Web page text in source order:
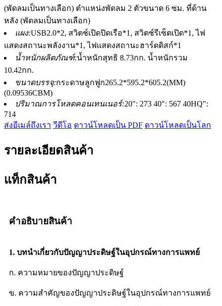
(พัดลมเป็นทางเลือก) ตำแหน่งพัดลม 2 ตัวขนาด 6 ซม. ที่ด้าน
หลัง (พัดลมเป็นทางเลือก)
แผง:USB2.0*2, สวิตช์เปิดปิดเรือ*1, สวิตช์รีเซ็ตเปิด*1, ไฟ
แสดงสถานะพลังงาน*1, ไฟแสดงสถานะฮาร์ดดิสก์*1
น้ำหนักผลิตภัณฑ์:น้ำหนักสุทธิ 8.73กก. น้ำหนักรวม
10.42กก.
ขนาดบรรจุ:กระดาษลูกฟูก265.2*595.2*605.2(MM)
(0.09536CBM)
ปริมาณการโหลดคอนเทนเนอร์:20": 273 40": 567 40HQ":
714
ส่งอีเมล์ถึงเรา วีดีโอ ดาวน์โหลดเป็น PDF ดาวน์โหลดเป็นโลก
รายละเอียดสินค้า
แท็กสินค้า
คำอธิบายสินค้า
1. บทนำเกี่ยวกับปัญญาประดิษฐ์ในอุปกรณ์ทางการแพทย์
ก. ความหมายของปัญญาประดิษฐ์
ข. ความสำคัญของปัญญาประดิษฐ์ในอุปกรณ์ทางการแพทย์